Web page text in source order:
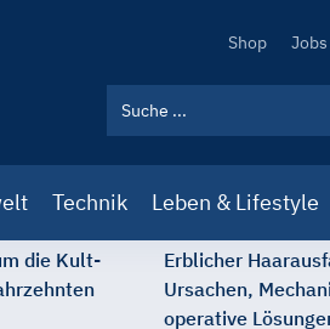
Secondary
Shop Jobs
Technik Leben & Lifestyle
die Kult-
Erblicher
Ursachen,
operative